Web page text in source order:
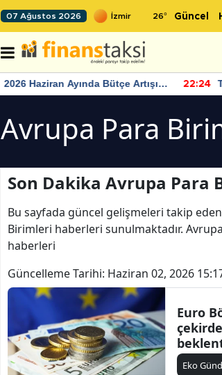
07 Ağustos 2026 26° Güncel
2026 Haziran Ayında Bütçe Artışı
Yaşandı
22:24
Avrupa Para
Son Dakika Avrupa Para
Bu sayfada güncel gelişmeleri takip
Birimleri haberleri sunulmaktadır.
haberleri
Güncelleme Tarihi: Haziran 02, 2026
Euro
Eko